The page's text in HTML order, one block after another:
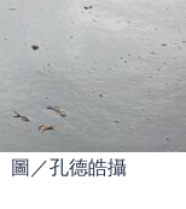
圖／孔德皓攝